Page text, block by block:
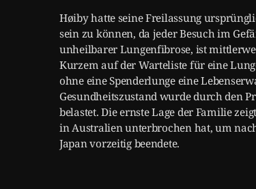
Høiby hatte seine Freilassung
sein zu können, da jeder Besuch im
unheilbarer Lungenfibrose, ist
Kurzem auf der Warteliste für eine
ohne eine Spenderlunge eine
Gesundheitszustand wurde durch den
belastet. Die ernste Lage der Familie
in Australien unterbrochen hat, um
Japan vorzeitig beendete.